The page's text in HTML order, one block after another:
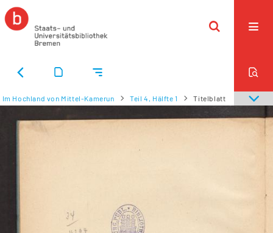
Im Hochland von Mittel-Kamerun Teil 4, Hälfte 1 Titelblatt